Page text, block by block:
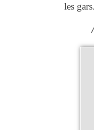
les gars.